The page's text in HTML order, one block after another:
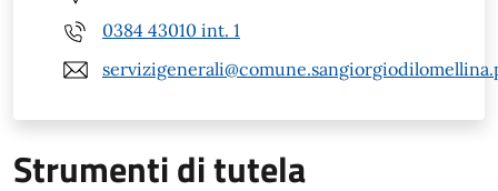
0384 43010 int. 1
Strumenti di tutela